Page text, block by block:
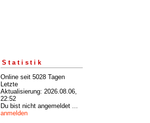
Statistik
Online seit 5028 Tagen
Letzte
Aktualisierung: 2026.08.06,
22:52
Du bist nicht angemeldet ...
anmelden